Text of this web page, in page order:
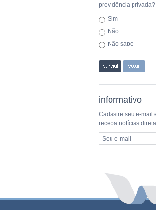
previdência privada?
Sim
Não
Não sabe
informativo
Cadastre seu e-mail
receba notícias
Seu e-mail